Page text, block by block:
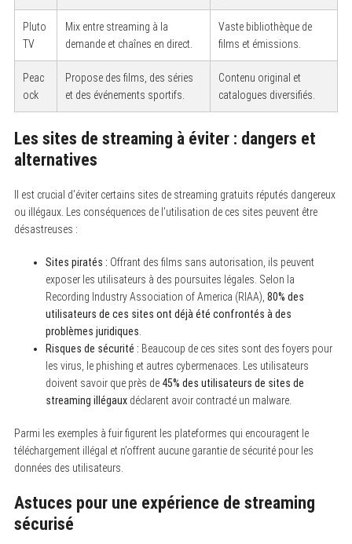
Pluto
TV
Mix entre streaming à la
demande et chaînes en direct.
Vaste bibliothèque de
films et émissions.
Peac
ock
Propose des films, des séries
et des événements sportifs.
Contenu original et
catalogues diversifiés.
Les sites de streaming à éviter : dangers et
alternatives
Il est crucial d’éviter certains sites de streaming gratuits réputés dangereux
ou illégaux. Les conséquences de l’utilisation de ces sites peuvent être
désastreuses :
Sites piratés : Offrant des films sans autorisation, ils peuvent
exposer les utilisateurs à des poursuites légales. Selon la
Recording Industry Association of America (RIAA), 80% des
utilisateurs de ces sites ont déjà été confrontés à des
problèmes juridiques
Risques de sécurité : Beaucoup de ces sites sont des foyers pour
les virus, le phishing et autres cybermenaces. Les utilisateurs
doivent savoir que près de 45% des utilisateurs de sites de
streaming illégauxdéclarent avoir contracté un malware.
Parmi les exemples à fuir figurent les plateformes qui encouragent le
téléchargement illégal et n’offrent aucune garantie de sécurité pour les
données des utilisateurs.
Astuces pour une expérience de streaming
sécurisé
a
r
c